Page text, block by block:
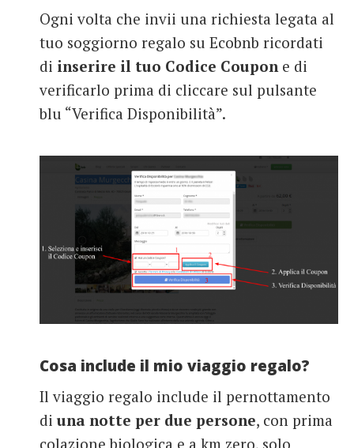
Ogni volta che invii una richiesta legata al
tuo soggiorno regalo su Ecobnb ricordati
di inserire il tuo Codice Coupon e di
verificarlo prima di cliccare sul pulsante
blu “Verifica Disponibilità”.
Cosa include il mio viaggio regalo?
Il viaggio regalo include il pernottamento
di una notte per due persone, con prima
colazione biologica e a km zero, solo